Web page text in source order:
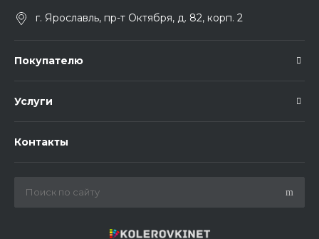
г. Ярославль, пр-т Октября, д. 82, корп. 2
Покупателю
Услуги
Контакты